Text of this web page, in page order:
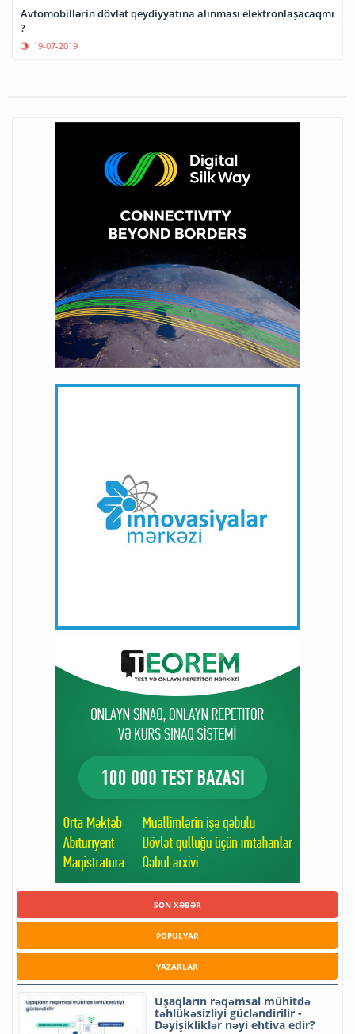
Avtomobillərin dövlət qeydiyyatına alınması elektronlaşacaqmı
?
19-07-2019
SON XƏBƏR
POPULYAR
YAZARLAR
Uşaqların rəqəmsal mühitdə
təhlükəsizliyi gücləndirilir -
Dəyişikliklər nəyi ehtiva edir?